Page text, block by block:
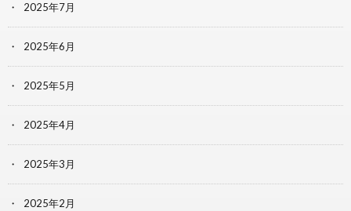
2025年7月
2025年6月
2025年5月
2025年4月
2025年3月
2025年2月